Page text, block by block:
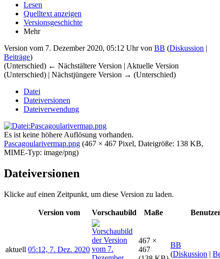
Lesen
Quelltext anzeigen
Versionsgeschichte
Mehr
Version vom 7. Dezember 2020, 05:12 Uhr von BB (Diskussion |
Beiträge)
(Unterschied) ← Nächstältere Version | Aktuelle Version
(Unterschied) | Nächstjüngere Version → (Unterschied)
Datei
Dateiversionen
Dateiverwendung
Es ist keine höhere Auflösung vorhanden.
Pascagoularivermap.png (467 × 467 Pixel, Dateigröße: 138 KB,
MIME-Typ: image/png)
Dateiversionen
Klicke auf einen Zeitpunkt, um diese Version zu laden.
Version vom Vorschaubild Maße
aktuell 05:12, 7. Dez. 2020
467 ×
467
BB
(Diskussion |